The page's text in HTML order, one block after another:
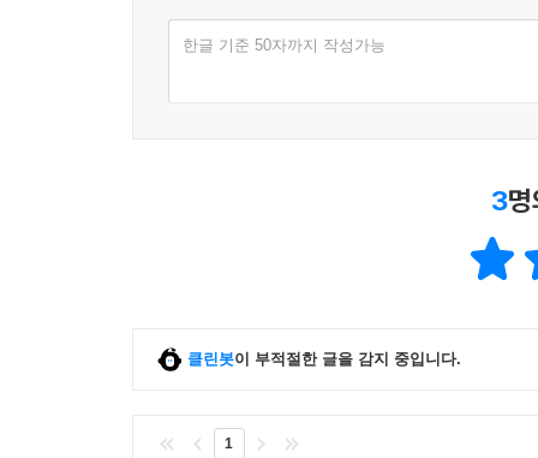
열정, 지성, 유머로 가득하다. 깊은 애정으로 아
보상을 탐구한 전기이자 자서전으로 흠잡을 곳 없
한글 기준 50자까지 작성가능
3
클린봇이 부적절한 글을 감지 중입니다.
1